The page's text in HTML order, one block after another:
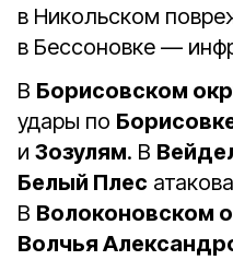
в Никольском
в Бессоновке —
В Борисовском
удары по
и Зозулям. В
Белый Плес
В Волоконовском
Волчья